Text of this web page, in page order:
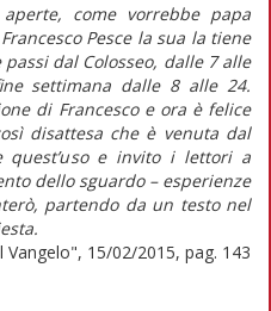
come vorrebbe papa
Pesce la sua la tiene
dal Colosseo, dalle 7 alle
settimana dalle 8 alle 24.
di Francesco e ora è felice
disattesa che è venuta dal
quest’uso e invito i lettori a
dello sguardo – esperienze
partendo da un testo nel
15/02/2015, pag. 143